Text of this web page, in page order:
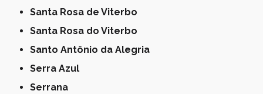
Santa Rosa de Viterbo
Santa Rosa do Viterbo
Santo Antônio da Alegria
Serra Azul
Serrana